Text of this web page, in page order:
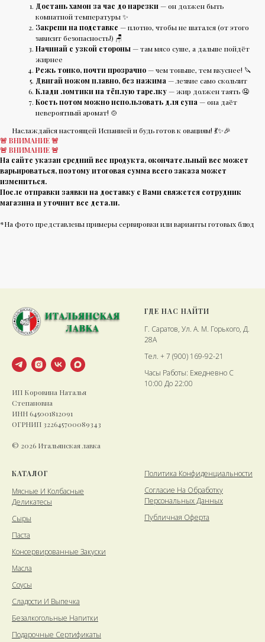
Достань хамон за час до нарезки— он должен быть
комнатной температуры ✨
Закрепи на подставке — плотно, чтобы не шатался (от этого
зависит безопасность!) 🪑
Начинай с узкой стороны— там мясо суше, а дальше пойдёт
жирнее
Режь тонко, почти прозрачно— чем тоньше, тем вкуснее! 🔪
Двигай ножом плавно, без нажима — лезвие само скользит
Клади ломтики на тёплую тарелку— жир должен таять 🤤
Кость потом можно использовать для супа — она даёт
невероятный аромат! 🍲
Наслаждайся настоящей Испанией и будь готов к овациям! 💃✨🎉
🚨 ВНИМАНИЕ 🚨
🚨 ВНИМАНИЕ 🚨
На сайте указан средний вес продукта, окончательный вес может
варьироваться, поэтому итоговая сумма всего заказа может
измениться.
После отправки заявки на доставку с Вами свяжется сотрудник
магазина и уточнит все детали.
*На фото представлены примеры сервировки или варианты готовых блюд
ИП Коровина Наталья
Степановна
ИНН 645001812091
ОГРНИП 322645700089343
© 2026 Итальянская лавка
ГДЕ НАС НАЙТИ
Г. Саратов, Ул. А. М. Горького, Д.
28А
Тел. + 7 (900) 169-92-21
Часы Работы: Ежедневно С
10:00 До 22:00
КАТАЛОГ
Мясные И Колбасные
Деликатесы
Сыры
Паста
Консервированные Закуски
Масла
Соусы
Сладости И Выпечка
Безалкогольные Напитки
Подарочные Сертификаты
Политика Конфиденциальности
Cогласие На Обработку
Персональных Данных
Публичная Оферта